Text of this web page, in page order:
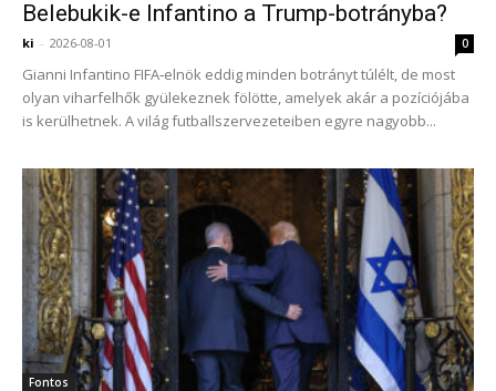
Belebukik-e Infantino a Trump-botrányba?
ki - 2026-08-01 0
Gianni Infantino FIFA‑elnök eddig minden botrányt túlélt, de most
olyan viharfelhők gyülekeznek fölötte, amelyek akár a pozíciójába
is kerülhetnek. A világ futballszervezeteiben egyre nagyobb...
Fontos